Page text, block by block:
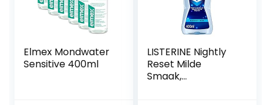
Elmex Mondwater
Sensitive 400ml
LISTERINE Nightly
Reset Milde
Smaak,